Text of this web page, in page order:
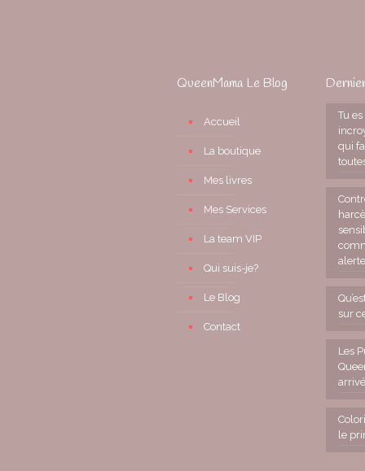
QueenMama Le Blog
Accueil
La boutique
Mes livres
Mes Services
La team VIP
Qui suis-je?
Le Blog
Contact
Tu
qui
sur
Les
le